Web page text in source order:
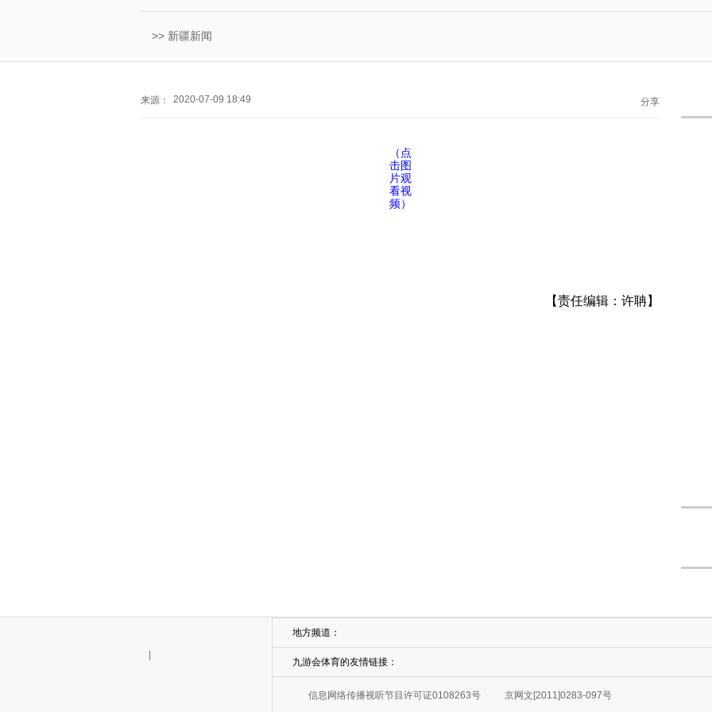
>> 新疆新闻
来源： 2020-07-09 18:49 分享
（点
击图
片观
看视
频）
【责任编辑：许聃】
地方频道：
九游会体育的友情链接：
信息网络传播视听节目许可证0108263号 京网文[2011]0283-097号